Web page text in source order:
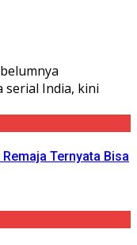
serial India, kini
Ternyata Bisa